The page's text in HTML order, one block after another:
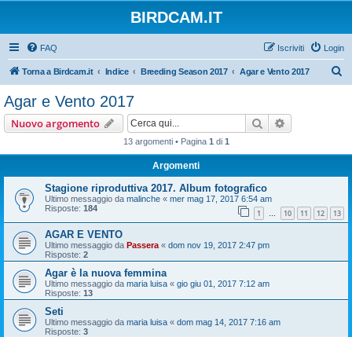
BIRDCAM.IT
FAQ Login
Iscriviti
Torna a Birdcam.it Indice Breeding Season 2017 Agar e Vento 2017
Agar e Vento 2017
Nuovo argomento Cerca
13 argomenti • Pagina 1 di 1
Argomenti
Stagione riproduttiva 2017. Album fotografico
Ultimo messaggio da malinche « mer mag 17, 2017 6:54 am
Risposte: 184 1 … 10 11 12 13
AGAR E VENTO
Ultimo messaggio da Passera « dom nov 19, 2017 2:47 pm
Risposte: 2
Agar è la nuova femmina
Ultimo messaggio da maria luisa « gio giu 01, 2017 7:12 am
Risposte: 13
Seti
Ultimo messaggio da maria luisa « dom mag 14, 2017 7:16 am
Risposte: 3